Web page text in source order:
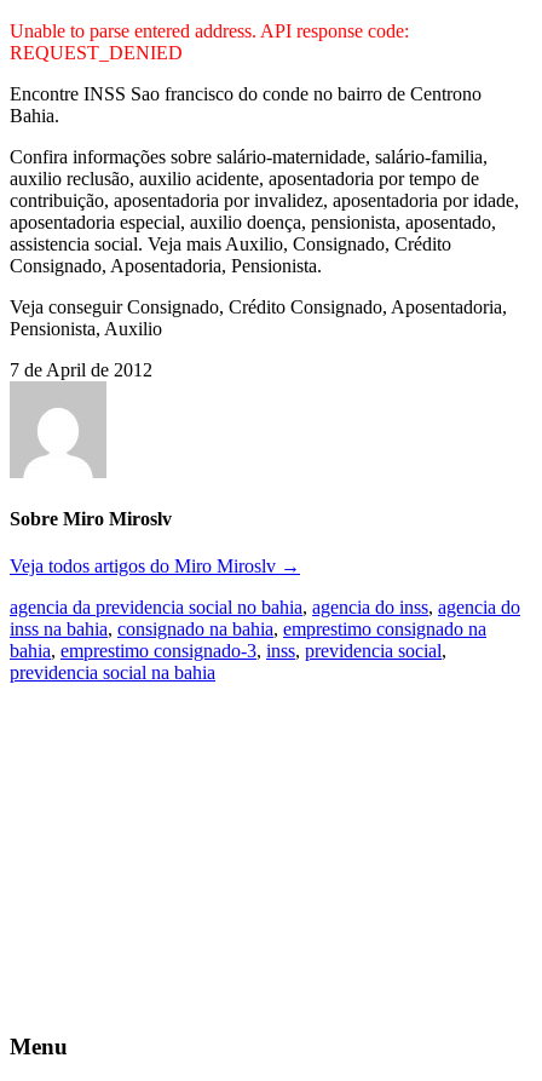
Unable to parse entered address. API response code:
REQUEST_DENIED
Encontre INSS Sao francisco do conde no bairro de Centrono
Bahia.
Confira informações sobre salário-maternidade, salário-familia,
auxilio reclusão, auxilio acidente, aposentadoria por tempo de
contribuição, aposentadoria por invalidez, aposentadoria por idade,
aposentadoria especial, auxilio doença, pensionista, aposentado,
assistencia social. Veja mais Auxilio, Consignado, Crédito
Consignado, Aposentadoria, Pensionista.
Veja conseguir Consignado, Crédito Consignado, Aposentadoria,
Pensionista, Auxilio
7 de April de 2012
Sobre Miro Miroslv
Veja todos artigos do Miro Miroslv →
agencia da previdencia social no bahia, agencia do inss, agencia do
inss na bahia, consignado na bahia, emprestimo consignado na
bahia, emprestimo consignado-3, inss, previdencia social,
previdencia social na bahia
Menu